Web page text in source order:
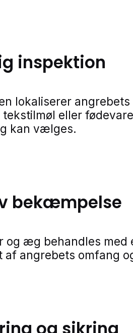
inspektion
lokaliserer
tekstilmøl eller
kan vælges.
bekæmpelse
og æg behandles med
angrebets omfang